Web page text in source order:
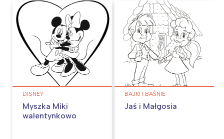
DISNEY
Myszka Miki
walentynkowo
BAJKI I BAŚNIE
Jaś i Małgosia